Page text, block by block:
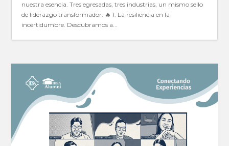
nuestra esencia. Tres egresadas, tres industrias, un mismo sello
de liderazgo transformador. 🔥 1. La resiliencia en la
incertidumbre. Descubramos a...